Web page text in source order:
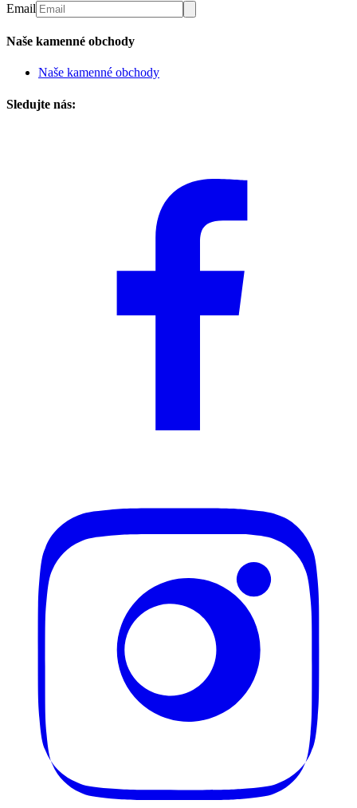
Email
Naše kamenné obchody
Naše kamenné obchody
Sledujte nás: